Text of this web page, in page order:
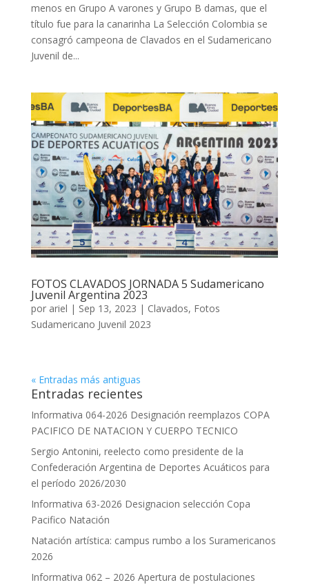
menos en Grupo A varones y Grupo B damas, que el
título fue para la canarinha La Selección Colombia se
consagró campeona de Clavados en el Sudamericano
Juvenil de...
FOTOS CLAVADOS JORNADA 5 Sudamericano
Juvenil Argentina 2023
por ariel | Sep 13, 2023 | Clavados, Fotos
Sudamericano Juvenil 2023
« Entradas más antiguas
Entradas recientes
Informativa 064-2026 Designación reemplazos COPA
PACIFICO DE NATACION Y CUERPO TECNICO
Sergio Antonini, reelecto como presidente de la
Confederación Argentina de Deportes Acuáticos para
el período 2026/2030
Informativa 63-2026 Designacion selección Copa
Pacifico Natación
Natación artística: campus rumbo a los Suramericanos
2026
Informativa 062 – 2026 Apertura de postulaciones